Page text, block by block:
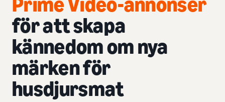
för att skapa
kännedom om nya
märken för
husdjursmat